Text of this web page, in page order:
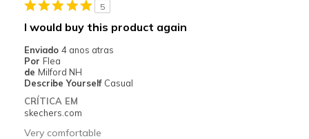
Melhores utilizações
Casual Wear
walking
Width
Sizing
View On Shoes
5
I would buy this product again
Enviado 4 anos atras
Por Flea
de Milford NH
Describe Yourself Casual
CRÍTICA EM
skechers.com
Very comfortable